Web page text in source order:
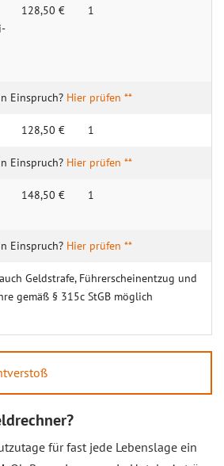
128,50 € 1
Hier prüfen **
128,50 € 1
Hier prüfen **
148,50 € 1
Hier prüfen **
Geldstrafe, Führerscheinentzug und
gemäß § 315c StGB möglich
für fast jede Lebenslage ein